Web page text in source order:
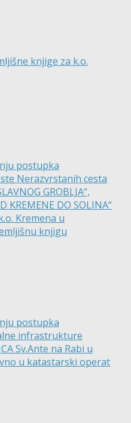
knjige za k.o.
postupka
Nerazvrstanih cesta
GROBLJA“,
KREMENE DO SOLINA“
Kremena u
knjigu
postupka
infrastrukture
Sv.Ante na Rabi u
u katastarski operat